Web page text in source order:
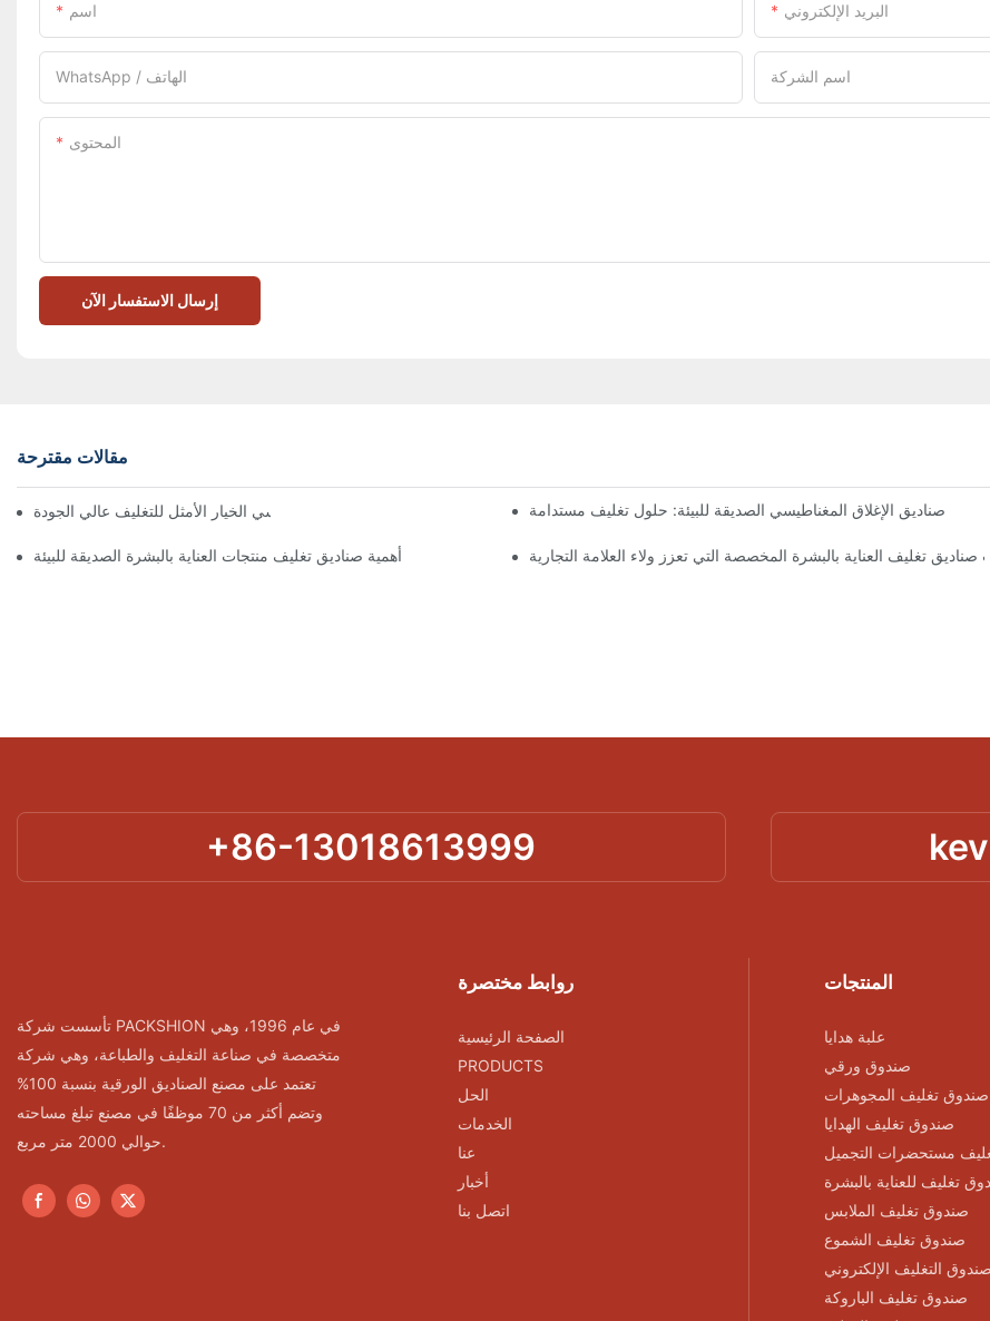
اسم البريد الإلكتروني
WhatsApp / الهاتف اسم الشركة
المحتوى
إرسال الاستفسار الآن
مقالات مقترحة
لماذا تُعدّ الصناديق ذات الإغلاق المغناطيسي الخيار الأمثل للتغليف عالي الجودة صناديق الإغلاق المغناطيسي الصديقة للبيئة: حلول تغليف مستدامة
أهمية صناديق تغليف منتجات العناية بالبشرة الصديقة للبيئة تغليف العناية بالبشرة المخصصة التي تعزز ولاء العلامة التجارية
+86-13018613999
تأسست شركة PACKSHION في عام 1996، وهي
متخصصة في صناعة التغليف والطباعة، وهي شركة
تعتمد على مصنع الصناديق الورقية بنسبة 100%
وتضم أكثر من 70 موظفًا في مصنع تبلغ مساحته
حوالي 2000 متر مربع.
روابط مختصرة
الصفحة الرئيسية
PRODUCTS
الحل
الخدمات
عنا
أخبار
اتصل بنا
المنتجات
علبة هدايا
صندوق ورقي
صندوق تغليف المجوهرات
صندوق تغليف الهدايا
مستحضرات التجميل
تغليف للعناية بالبشرة
صندوق تغليف الملابس
صندوق تغليف الشموع
صندوق التغليف الإلكتروني
صندوق تغليف الباروكة